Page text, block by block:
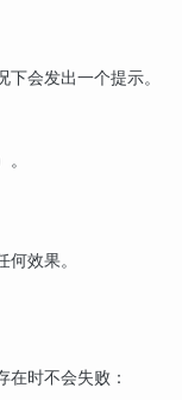
会发出一个提示。
效果。
时不会失败：